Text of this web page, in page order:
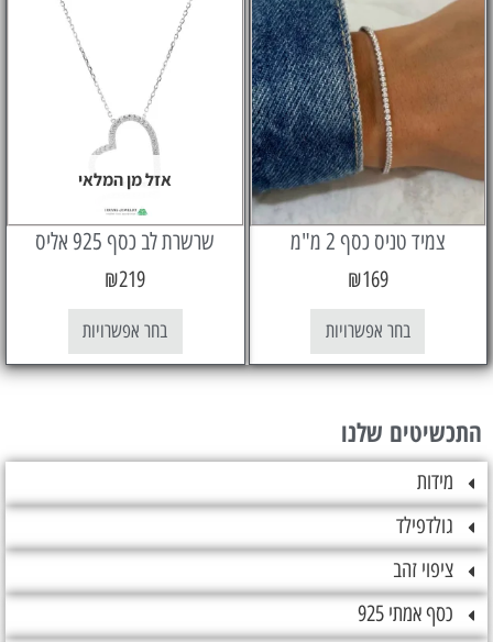
טניס כסף 2 מ"מ
בחר אפשרויות
אזל מן המלאי
שרשרת לב כסף 925 אליס
בחר אפשרויות
שלנו
זהב
925